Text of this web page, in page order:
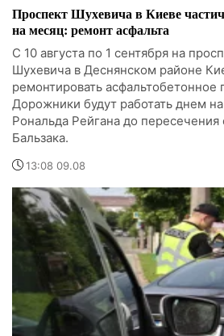
Проспект Шухевича в Киеве
на месяц: ремонт асфальта
С 10 августа по 1 сентября на
Шухевича в Деснянском районе
ремонтировать асфальтобетонное
Дорожники будут работать днем
Рональда Рейгана до
Бальзака.
13:08 09.08